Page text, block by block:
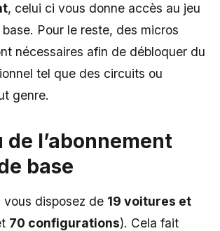
, celui ci vous donne accès au jeu
Pour le reste, des micros
nécessaires afin de débloquer du
tel que des circuits ou
genre.
de l’abonnement
base
vous disposez de 19 voitures et
70 configurations). Cela fait